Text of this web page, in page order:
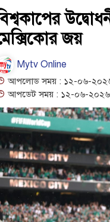
জয়
Mytv Online
আপলোড সময় : ১২-০৬-
আপডেট সময় : ১২-০৬-২০২৬